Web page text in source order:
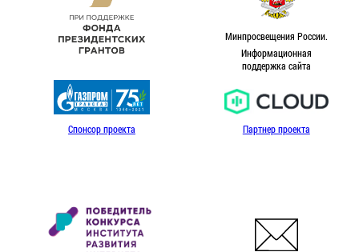
Минпросвещения России.
Информационная
поддержка сайта
Спонсор проекта Партнер проекта